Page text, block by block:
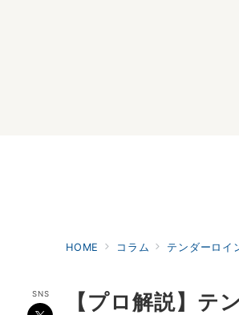
HOME コラム テンダーロイ
SNS
【プロ解説】テ